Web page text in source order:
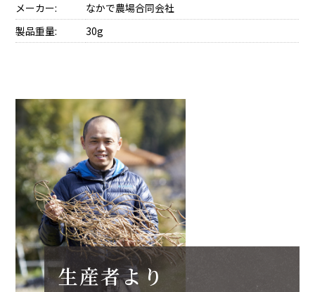
メーカー:
なかで農場合同会社
製品重量:
30g
生産者より